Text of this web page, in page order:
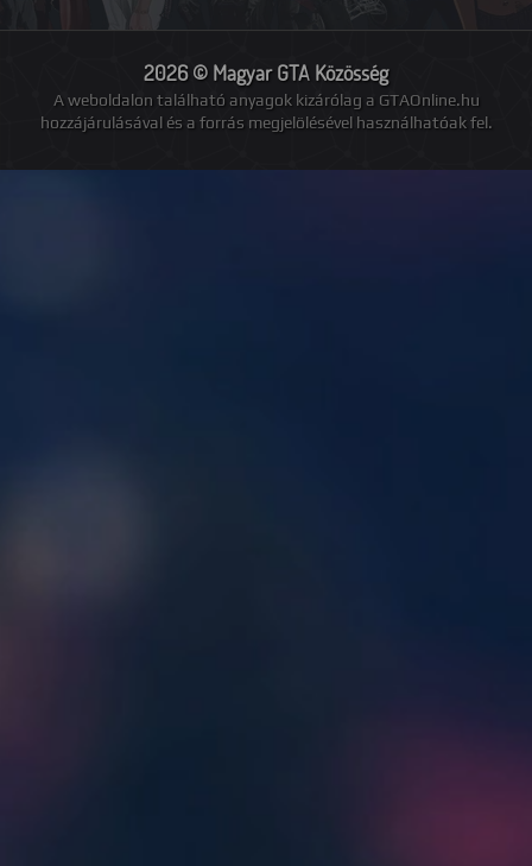
2026 © Magyar GTA Közösség
A weboldalon található anyagok kizárólag a GTAOnline.hu
hozzájárulásával és a forrás megjelölésével használhatóak fel.